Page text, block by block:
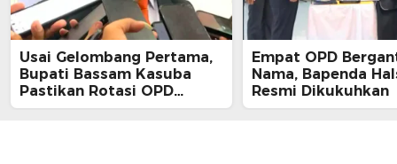
Usai Gelombang Pertama,
Bupati Bassam Kasuba
Pastikan Rotasi OPD
Tahap Dua
Empat OPD
Nama, Bapenda
Resmi Dikukuhkan